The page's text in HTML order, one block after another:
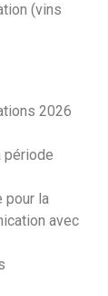
(vins
2026
période
pour la
avec